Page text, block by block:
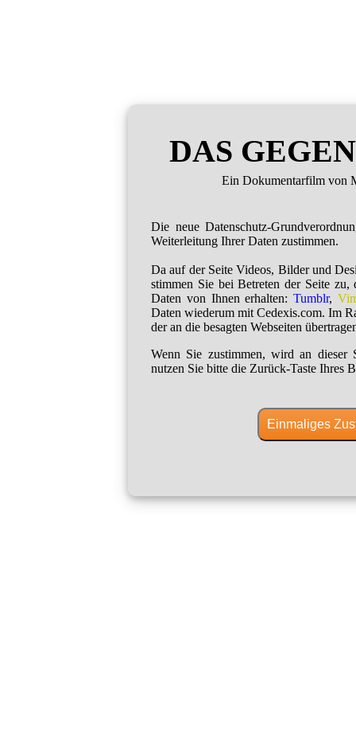
DAS
Ein Dokumentarfilm von
Die neue Datenschutz-
Weiterleitung Ihrer Daten zustimmen.
Da auf der Seite Videos, Bilder und
stimmen Sie bei Betreten der Seite zu,
Daten von Ihnen erhalten:Tumblr,
Daten wiederum mit Cedexis.com. Im
der an die besagten Webseiten
Wenn Sie zustimmen, wird an dieser
nutzen Sie bitte die Zurück-Taste Ihres
Einmaliges